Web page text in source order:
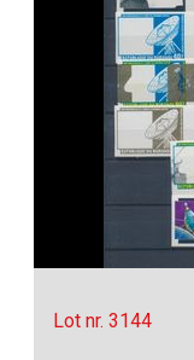
Lot nr. 3144